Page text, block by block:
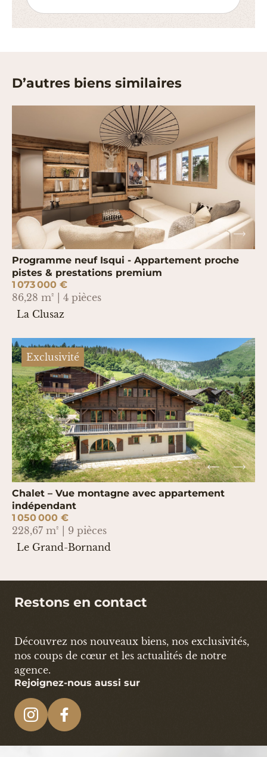
D’autres biens similaires
Programme neuf Isqui - Appartement proche
pistes & prestations premium
1 073 000 €
86,28 m² | 4 pièces
La Clusaz
Exclusivité
Chalet – Vue montagne avec appartement
indépendant
1 050 000 €
228,67 m² | 9 pièces
Le Grand-Bornand
Restons en contact
Découvrez nos nouveaux biens, nos exclusivités,
nos coups de cœur et les actualités de notre
agence.
Rejoignez-nous aussi sur